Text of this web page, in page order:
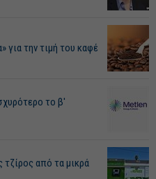
για την τιμή του καφέ
το β'
τζίρος από τα μικρά